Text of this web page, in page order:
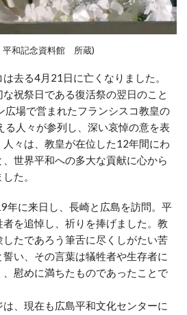
平和記念資料館 所蔵)
は去る4月21日に亡くなりました。
祝祭日である復活祭の翌日のこと
広場で営まれたフランシスコ教皇の
る人々が参列し、深い哀悼の意を表
人々は、教皇が在位した12年間にわ
世界平和への多大な貢献に心から
た。
年に来日し、長崎と広島を訪問。平
を追悼し、祈りを捧げました。教
たであろう筆舌に尽くしがたい苦
い、その言葉は犠牲者や生存者に
慰めに満ちたものであったことで
、現在も広島平和文化センターに